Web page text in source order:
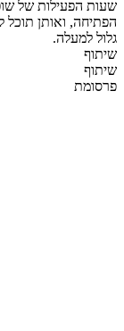
שעות הפעילות של
הפתיחה, ואותן
גלול למעלה.
שיתוף
שיתוף
פרסומת